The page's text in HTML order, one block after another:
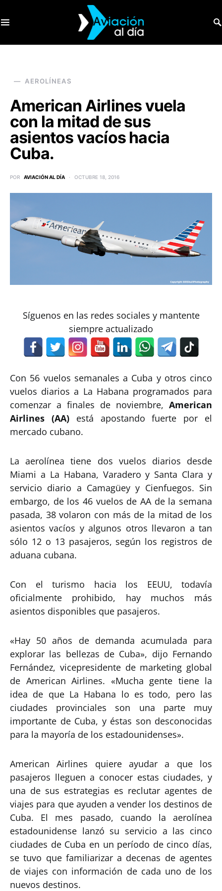
AEROLÍNEAS
American Airlines vuela
con la mitad de sus
asientos vacíos hacia
Cuba.
POR AVIACIÓN AL DÍA OCTUBRE 18, 2016
Síguenos en las redes sociales y mantente
siempre actualizado
Con 56 vuelos semanales a Cuba y otros cinco
vuelos diarios a La Habana programados para
comenzar a finales de noviembre, American
Airlines (AA)está apostando fuerte por el
mercado cubano.
La aerolínea tiene dos vuelos diarios desde
Miami a La Habana, Varadero y Santa Clara y
servicio diario a Camagüey y Cienfuegos. Sin
embargo, de los 46 vuelos de AA de la semana
pasada, 38 volaron con más de la mitad de los
asientos vacíos y algunos otros llevaron a tan
sólo 12 o 13 pasajeros, según los registros de
aduana cubana.
Con el turismo hacia los EEUU, todavía
oficialmente prohibido, hay muchos más
asientos disponibles que pasajeros.
«Hay 50 años de demanda acumulada para
explorar las bellezas de Cuba», dijo Fernando
Fernández, vicepresidente de marketing global
de American Airlines. «Mucha gente tiene la
idea de que La Habana lo es todo, pero las
ciudades provinciales son una parte muy
importante de Cuba, y éstas son desconocidas
para la mayoría de los estadounidenses».
American Airlines quiere ayudar a que los
pasajeros lleguen a conocer estas ciudades, y
una de sus estrategias es reclutar agentes de
viajes para que ayuden a vender los destinos de
Cuba. El mes pasado, cuando la aerolínea
estadounidense lanzó su servicio a las cinco
ciudades de Cuba en un período de cinco días,
se tuvo que familiarizar a decenas de agentes
de viajes con información de cada uno de los
nuevos destinos.